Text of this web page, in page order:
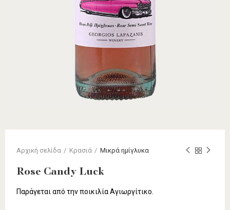
Αρχική σελίδα Κρασιά Μικρά ημίγλυκα
Rose Candy Luck
Παράγεται από την ποικιλία Αγιωργίτικο.